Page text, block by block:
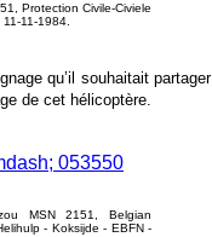
Protection Civile-Civiele
11-1984.
qu’il souhaitait partager
de cet hélicoptère.
MSN 2151, Belgian
- Koksijde - EBFN -